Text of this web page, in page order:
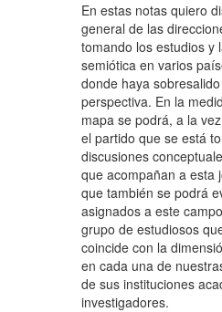
En estas notas quiero
general de las
tomando los estudios y
semiótica en varios
donde haya
perspectiva. En la
mapa se podrá, a la
el partido que se está
discusiones
que acompañan a esta
que también se podrá
asignados a este
grupo de estudiosos
coincide con la
en cada una de
de sus instituciones
investigadores.